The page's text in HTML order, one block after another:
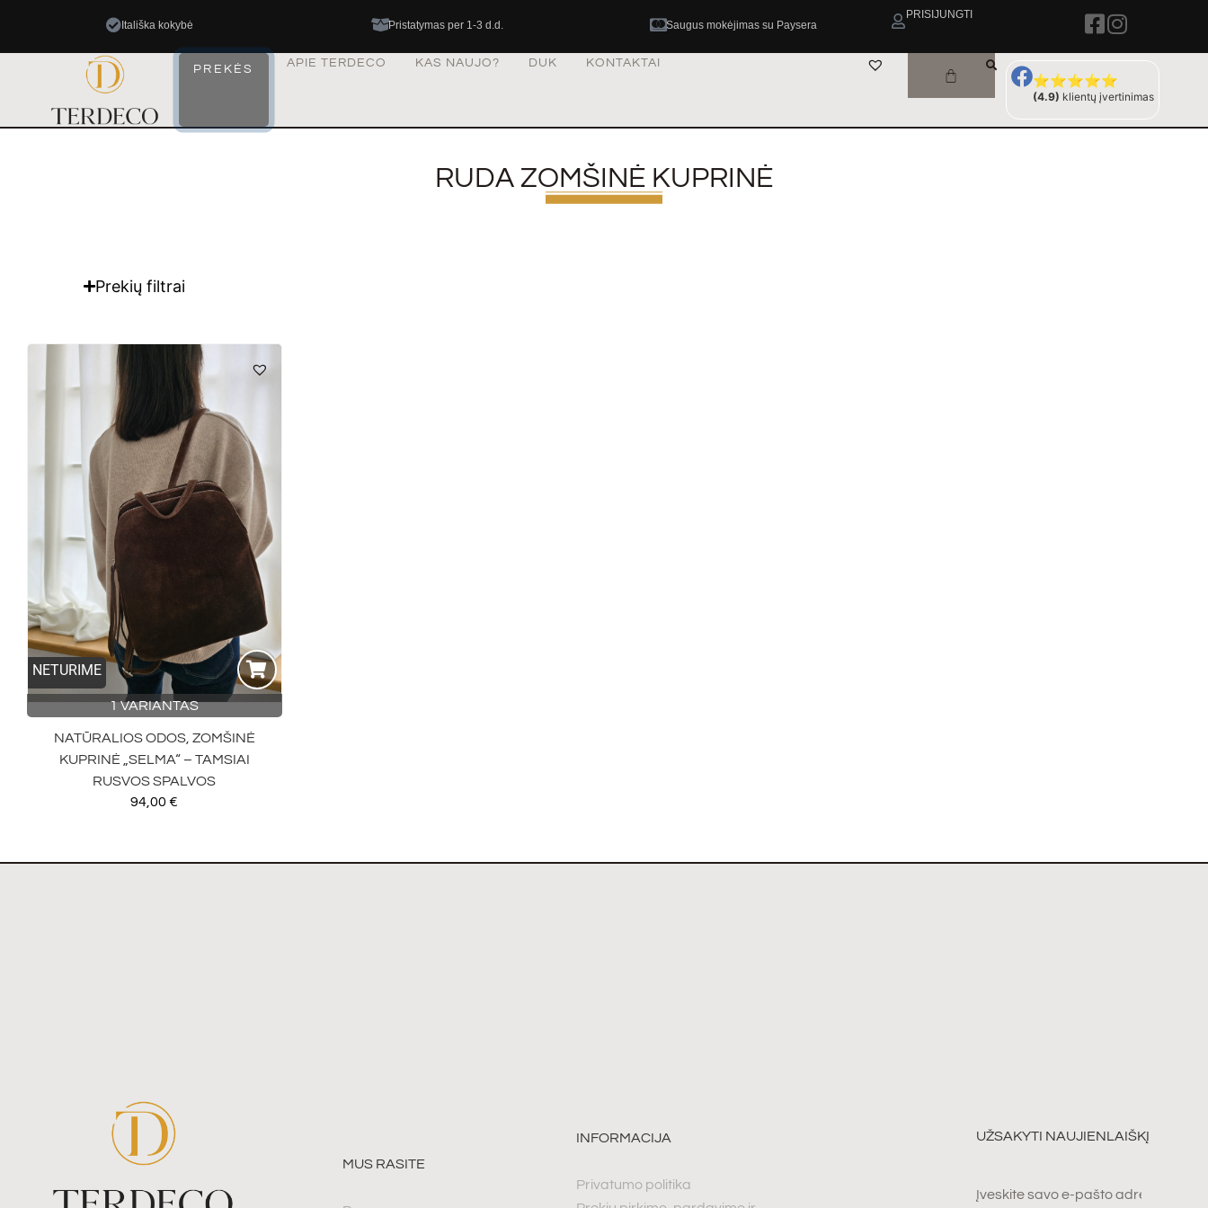
Itališka kokybė Pristatymas per 1-3 d.d. Saugus mokėjimas su Paysera
PRISIJUNGTI
PREKĖS APIE TERDECO KAS NAUJO? DUK KONTAKTAI
⭐⭐⭐⭐⭐
(4.9) klientų įvertinimas
RUDA ZOMŠINĖ KUPRINĖ
Prekių filtrai
NETURIME
1 VARIANTAS
NATŪRALIOS ODOS, ZOMŠINĖ
KUPRINĖ „SELMA“ – TAMSIAI
RUSVOS SPALVOS
94,00€
MUS RASITE
INFORMACIJA
Privatumo politika
UŽSAKYTI NAUJIENLAIŠKĮ